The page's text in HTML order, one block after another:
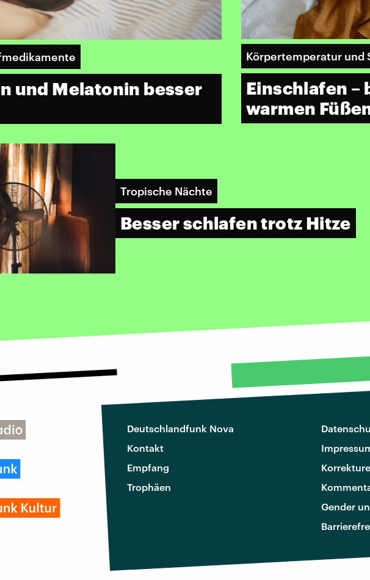
und Melatonin besser
Körpertemperatur und
Einschlafen –
warmen
Tropische Nächte
Besser schlafen trotz Hitze
Deutschlandfunk Nova
Kontakt
Empfang
Trophäen
Gender